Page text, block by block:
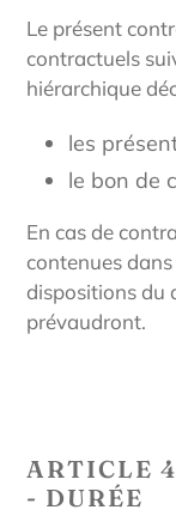
Le présent
contractuels
hiérarchique
les
le bon de
En cas de
contenues
dispositions du
prévaudront.
ARTICLE
- DURÉE